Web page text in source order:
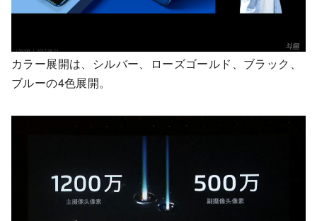
カラー展開は、シルバー、ローズゴールド、ブラック、
ブルーの4色展開。